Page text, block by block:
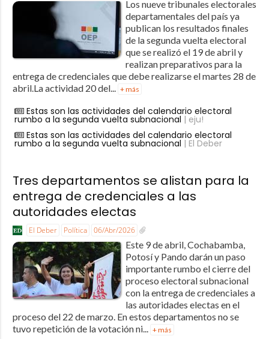
Los nueve tribunales electorales
departamentales del país ya
publican los resultados finales
de la segunda vuelta electoral
que se realizó el 19 de abril y
realizan preparativos para la
entrega de credenciales que debe realizarse el martes 28 de
abril.La actividad 20 del... + más
Estas son las actividades del calendario electoral
rumbo a la segunda vuelta subnacional | eju!
Estas son las actividades del calendario electoral
rumbo a la segunda vuelta subnacional | El Deber
Tres departamentos se alistan para la
entrega de credenciales a las
autoridades electas
El Deber Política 06/Abr/2026
Este 9 de abril, Cochabamba,
Potosí y Pando darán un paso
importante rumbo el cierre del
proceso electoral subnacional
con la entrega de credenciales a
las autoridades electas en el
proceso del 22 de marzo. En estos departamentos no se
tuvo repetición de la votación ni... + más